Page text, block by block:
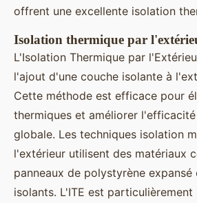
offrent une excellente isolation
Isolation thermique par
L'Isolation Thermique par
l'ajout d'une couche isolante à
Cette méthode est efficace pour
thermiques et améliorer
globale. Les techniques isolation
l'extérieur utilisent des matériaux
panneaux de polystyrène expansé
isolants. L'ITE est